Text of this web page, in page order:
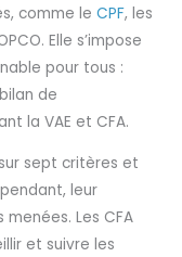
comme leCPF, les
Elle s’impose
pour tous :
de
la VAE et CFA.
sept critères et
leur
Les CFA
et suivre les